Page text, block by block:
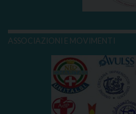
ASSOCIAZIONI E MOVIMENTI